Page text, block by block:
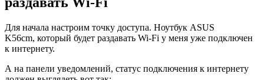
Для начала настроим точку доступа. Ноутбук ASUS
K56cm, который будет раздавать Wi-Fi у меня уже подключен
к интернету.
А на панели уведомлений, статус подключения к интернету